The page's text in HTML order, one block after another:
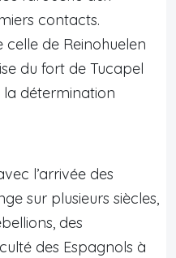
contacts.
celle de Reinohuelen
du fort de Tucapel
la détermination
l’arrivée des
sur plusieurs siècles,
des
des Espagnols à